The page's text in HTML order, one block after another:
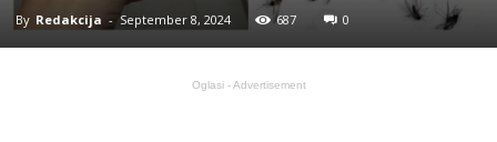
By Redakcija - September 8, 2024 687 0
Oglasi - Advertisement